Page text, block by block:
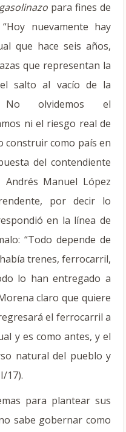
gasolinazo para fines de
nuevamente hay
que hace seis años,
que representan la
salto al vacío de la
No olvidemos el
ni el riesgo real de
construir como país en
del contendiente
Manuel López
por decir lo
en la línea de
“Todo depende de
trenes, ferrocarril,
lo han entregado a
claro que quiere
el ferrocarril a
y es como antes, y el
natural del pueblo y
17).
para plantear sus
sabe gobernar como